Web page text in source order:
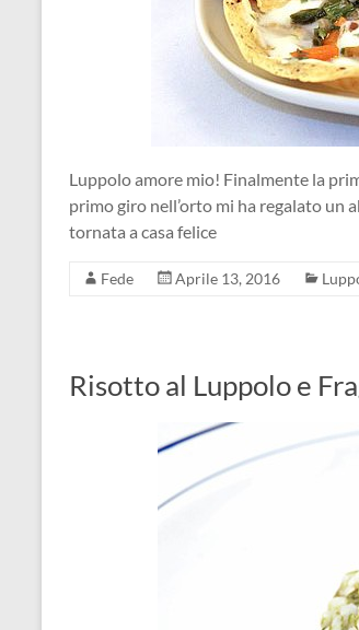
Luppolo amore mio! Finalmente la
primo giro nell’orto mi ha regalato un
tornata a casa felice
Fede Aprile 13, 2016
Risotto al Luppolo e